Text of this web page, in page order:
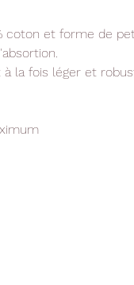
coton et forme de
la fois léger et